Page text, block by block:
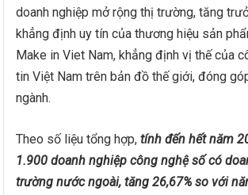
doanh nghiệp mở rộng thị trường, tăng
khẳng định uy tín của thương hiệu sản
Make in Viet Nam, khẳng định vị thế của
tin Việt Nam trên bản đồ thế giới, đóng
ngành.
Theo số liệu tổng hợp,tính đến hết năm
1.900 doanh nghiệp công nghệ số có
trường nước ngoài, tăng 26,67% so với